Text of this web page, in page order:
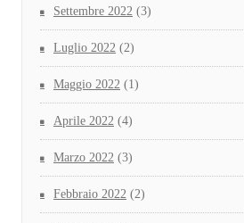
Settembre 2022 (3)
Luglio 2022 (2)
Maggio 2022 (1)
Aprile 2022 (4)
Marzo 2022 (3)
Febbraio 2022 (2)